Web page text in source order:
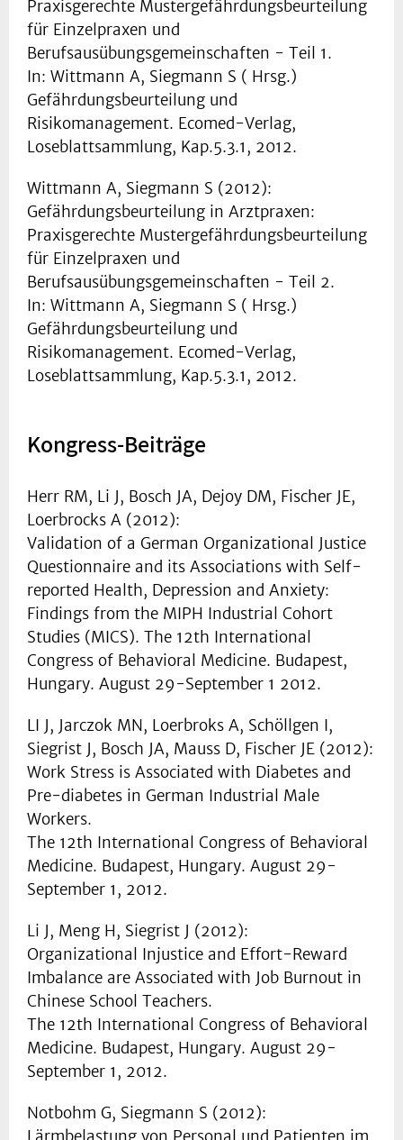
Praxisgerechte Mustergefährdungsbeurteilung
für Einzelpraxen und
Berufsausübungsgemeinschaften - Teil 1.
In: Wittmann A, Siegmann S ( Hrsg.)
Gefährdungsbeurteilung und
Risikomanagement. Ecomed-Verlag,
Loseblattsammlung, Kap.5.3.1, 2012.
Wittmann A, Siegmann S (2012):
Gefährdungsbeurteilung in Arztpraxen:
Praxisgerechte Mustergefährdungsbeurteilung
für Einzelpraxen und
Berufsausübungsgemeinschaften - Teil 2.
In: Wittmann A, Siegmann S ( Hrsg.)
Gefährdungsbeurteilung und
Risikomanagement. Ecomed-Verlag,
Loseblattsammlung, Kap.5.3.1, 2012.
Kongress-Beiträge
Herr RM, Li J, Bosch JA, Dejoy DM, Fischer JE,
Loerbrocks A (2012):
Validation of a German Organizational Justice
Questionnaire and its Associations with Self-
reported Health, Depression and Anxiety:
Findings from the MIPH Industrial Cohort
Studies (MICS). The 12th International
Congress of Behavioral Medicine. Budapest,
Hungary. August 29-September 1 2012.
LI J, Jarczok MN, Loerbroks A, Schöllgen I,
Siegrist J, Bosch JA, Mauss D, Fischer JE (2012):
Work Stress is Associated with Diabetes and
Pre-diabetes in German Industrial Male
Workers.
The 12th International Congress of Behavioral
Medicine. Budapest, Hungary. August 29-
September 1, 2012.
Li J, Meng H, Siegrist J (2012):
Organizational Injustice and Effort-Reward
Imbalance are Associated with Job Burnout in
Chinese School Teachers.
The 12th International Congress of Behavioral
Medicine. Budapest, Hungary. August 29-
September 1, 2012.
Notbohm G, Siegmann S (2012):